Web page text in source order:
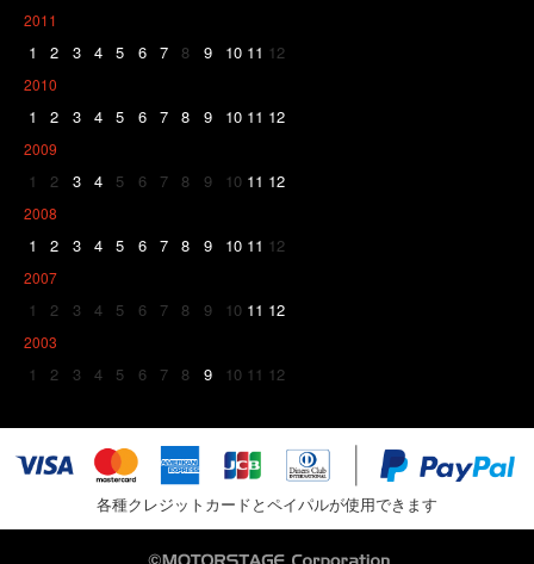
2011
1 2 3 4 5 6 7 8 9 10 11 12
2010
1 2 3 4 5 6 7 8 9 10 11 12
2009
1 2 3 4 5 6 7 8 9 10 11 12
2008
1 2 3 4 5 6 7 8 9 10 11 12
2007
1 2 3 4 5 6 7 8 9 10 11 12
2003
1 2 3 4 5 6 7 8 9 10 11 12
各種クレジットカードとペイパルが使用できます